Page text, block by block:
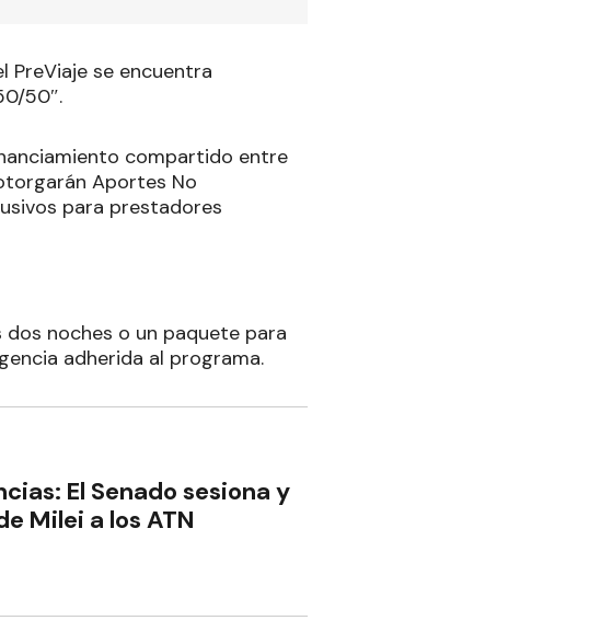
PreViaje se encuentra
50″.
compartido entre
Aportes No
para prestadores
noches o un paquete para
adherida al programa.
El Senado sesiona y
Milei a los ATN